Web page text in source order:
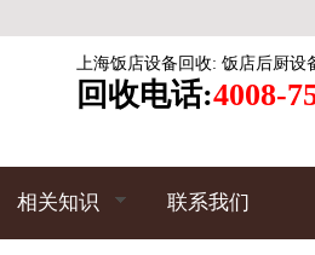
上海饭店设备回收: 饭店后厨设
回收电话:4008-
相关知识 联系我们